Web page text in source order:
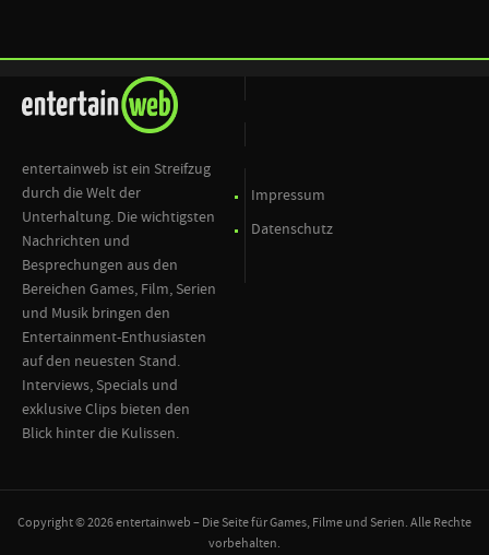
entertainweb ist ein Streifzug
durch die Welt der
Unterhaltung. Die wichtigsten
Nachrichten und
Besprechungen aus den
Bereichen Games, Film, Serien
und Musik bringen den
Entertainment-Enthusiasten
auf den neuesten Stand.
Interviews, Specials und
exklusive Clips bieten den
Blick hinter die Kulissen.
Impressum
Datenschutz
Copyright © 2026 entertainweb – Die Seite für Games, Filme und Serien. Alle Rechte
vorbehalten.